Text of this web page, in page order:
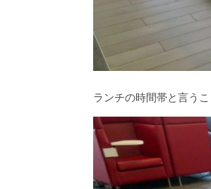
ランチの時間帯と言う